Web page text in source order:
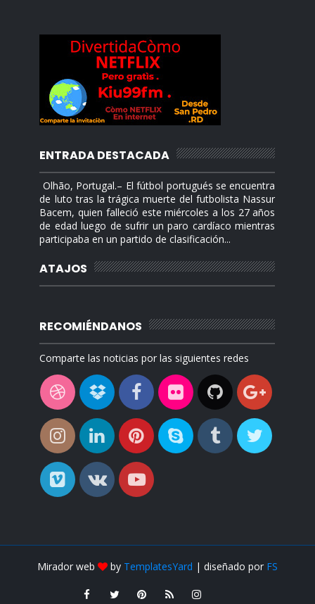
ENTRADA DESTACADA
Olhão, Portugal.– El fútbol portugués se encuentra
de luto tras la trágica muerte del futbolista Nassur
Bacem, quien falleció este miércoles a los 27 años
de edad luego de sufrir un paro cardíaco mientras
participaba en un partido de clasificación...
ATAJOS
RECOMIÉNDANOS
Comparte las noticias por las siguientes redes
Mirador web by TemplatesYard | diseñado por FS